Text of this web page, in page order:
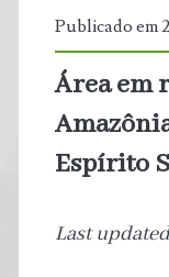
Publicado em
Área em
Espírito
Last